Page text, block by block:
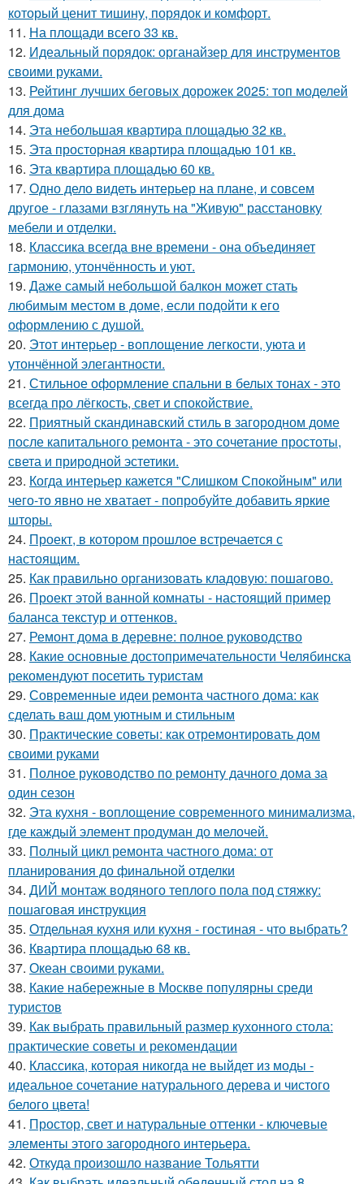
который ценит тишину, порядок и комфорт.
11. На площади всего 33 кв.
12. Идеальный порядок: органайзер для инструментов
своими руками.
13. Рейтинг лучших беговых дорожек 2025: топ моделей
для дома
14. Эта небольшая квартира площадью 32 кв.
15. Эта просторная квартира площадью 101 кв.
16. Эта квартира площадью 60 кв.
17. Одно дело видеть интерьер на плане, и совсем
другое - глазами взглянуть на "Живую" расстановку
мебели и отделки.
18. Классика всегда вне времени - она объединяет
гармонию, утончённость и уют.
19. Даже самый небольшой балкон может стать
любимым местом в доме, если подойти к его
оформлению с душой.
20. Этот интерьер - воплощение легкости, уюта и
утончённой элегантности.
21. Стильное оформление спальни в белых тонах - это
всегда про лёгкость, свет и спокойствие.
22. Приятный скандинавский стиль в загородном доме
после капитального ремонта - это сочетание простоты,
света и природной эстетики.
23. Когда интерьер кажется "Слишком Спокойным" или
чего-то явно не хватает - попробуйте добавить яркие
шторы.
24. Проект, в котором прошлое встречается с
настоящим.
25. Как правильно организовать кладовую: пошагово.
26. Проект этой ванной комнаты - настоящий пример
баланса текстур и оттенков.
27. Ремонт дома в деревне: полное руководство
28. Какие основные достопримечательности Челябинска
рекомендуют посетить туристам
29. Современные идеи ремонта частного дома: как
сделать ваш дом уютным и стильным
30. Практические советы: как отремонтировать дом
своими руками
31. Полное руководство по ремонту дачного дома за
один сезон
32. Эта кухня - воплощение современного минимализма,
где каждый элемент продуман до мелочей.
33. Полный цикл ремонта частного дома: от
планирования до финальной отделки
34. ДИЙ монтаж водяного теплого пола под стяжку:
пошаговая инструкция
35. Отдельная кухня или кухня - гостиная - что выбрать?
36. Квартира площадью 68 кв.
37. Океан своими руками.
38. Какие набережные в Москве популярны среди
туристов
39. Как выбрать правильный размер кухонного стола:
практические советы и рекомендации
40. Классика, которая никогда не выйдет из моды -
идеальное сочетание натурального дерева и чистого
белого цвета!
41. Простор, свет и натуральные оттенки - ключевые
элементы этого загородного интерьера.
42. Откуда произошло название Тольятти